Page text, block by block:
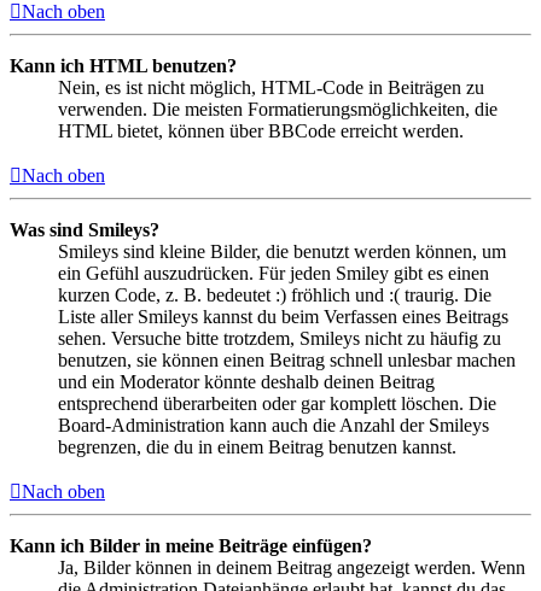
Nach oben
Kann ich HTML benutzen?
Nein, es ist nicht möglich, HTML-Code in Beiträgen zu
verwenden. Die meisten Formatierungsmöglichkeiten, die
HTML bietet, können über BBCode erreicht werden.
Nach oben
Was sind Smileys?
Smileys sind kleine Bilder, die benutzt werden können, um
ein Gefühl auszudrücken. Für jeden Smiley gibt es einen
kurzen Code, z. B. bedeutet :) fröhlich und :( traurig. Die
Liste aller Smileys kannst du beim Verfassen eines Beitrags
sehen. Versuche bitte trotzdem, Smileys nicht zu häufig zu
benutzen, sie können einen Beitrag schnell unlesbar machen
und ein Moderator könnte deshalb deinen Beitrag
entsprechend überarbeiten oder gar komplett löschen. Die
Board-Administration kann auch die Anzahl der Smileys
begrenzen, die du in einem Beitrag benutzen kannst.
Nach oben
Kann ich Bilder in meine Beiträge einfügen?
Ja, Bilder können in deinem Beitrag angezeigt werden. Wenn